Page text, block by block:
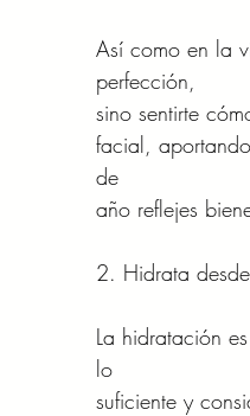
Así como en la
perfección,
sino sentirte
facial,
de
año reflejes
2. Hidrata
La hidratación
lo
suficiente y